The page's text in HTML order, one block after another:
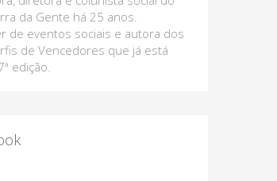
da Gente há 25 anos.
de eventos sociais e autora dos
de Vencedores que já está
edição.